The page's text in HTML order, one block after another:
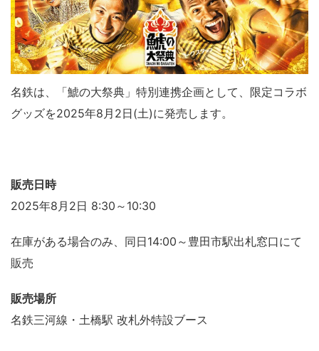
名鉄は、「鯱の大祭典」特別連携企画として、限定コラボ
グッズを2025年8月2日(土)に発売します。
販売日時
2025年8月2日 8:30～10:30
在庫がある場合のみ、同日14:00～豊田市駅出札窓口にて
販売
販売場所
名鉄三河線・土橋駅 改札外特設ブース